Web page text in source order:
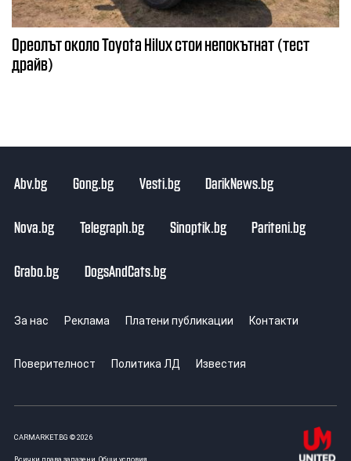
Ореолът около Toyota Hilux стои непокътнат (тест
драйв)
Abv.bg Gong.bg Vesti.bg DarikNews.bg
Nova.bg Telegraph.bg Sinoptik.bg Pariteni.bg
Grabo.bg DogsAndCats.bg
За нас Реклама Платени публикации Контакти
Поверителност Политика ЛД Известия
CARMARKET.BG © 2026
Всички права запазени. Общи условия